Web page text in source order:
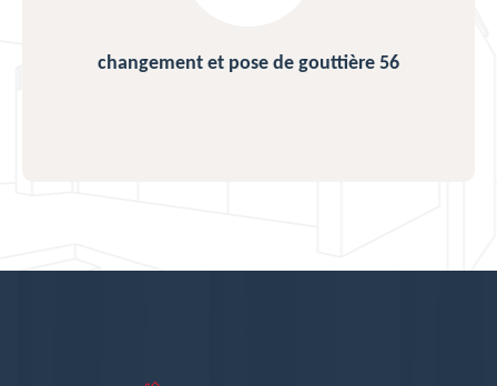
changement et pose de gouttière 56